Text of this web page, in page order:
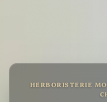
HERBORISTERIE